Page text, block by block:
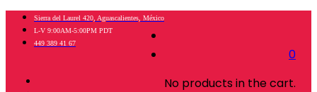
0
No products in the cart.
Sierra del Laurel 420, Aguascalientes, México
L-V 9:00AM-5:00PM PDT
449 389 41 67